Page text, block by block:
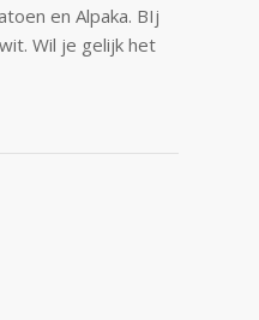
en Alpaka. BIj
Wil je gelijk het